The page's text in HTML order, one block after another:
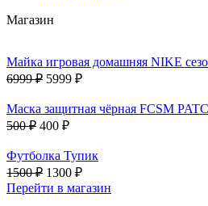
Магазин
Майка игровая домашняя NIKE
6999 ₽ 5999 ₽
Маска защитная чёрная FCSM
500 ₽ 400 ₽
Футболка Тупик
1500 ₽ 1300 ₽
Перейти в магазин